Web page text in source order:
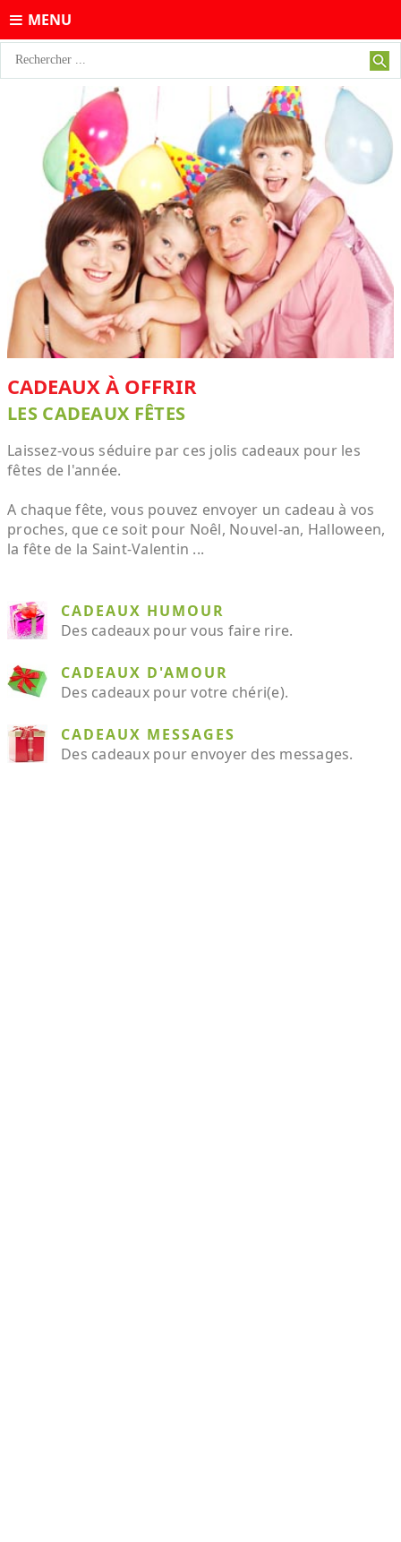
MENU
CADEAUX À OFFRIR
LES CADEAUX FÊTES
Laissez-vous séduire par ces jolis cadeaux pour les
fêtes de l'année.
A chaque fête, vous pouvez envoyer un cadeau à vos
proches, que ce soit pour Noêl, Nouvel-an, Halloween,
la fête de la Saint-Valentin ...
CADEAUX HUMOUR
Des cadeaux pour vous faire rire.
CADEAUX D'AMOUR
Des cadeaux pour votre chéri(e).
CADEAUX MESSAGES
Des cadeaux pour envoyer des messages.